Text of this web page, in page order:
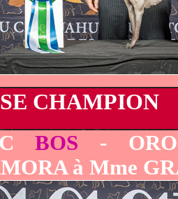
CHAMPION
BOS - ORO
à Mme